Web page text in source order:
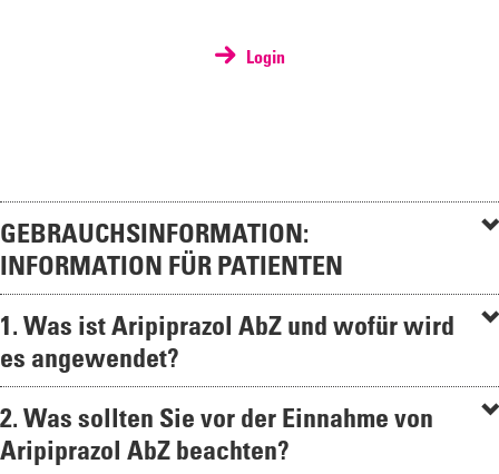
Login
GEBRAUCHSINFORMATION:
INFORMATION FÜR PATIENTEN
1. Was ist Aripiprazol AbZ und wofür wird
es angewendet?
2. Was sollten Sie vor der Einnahme von
Aripiprazol AbZ beachten?